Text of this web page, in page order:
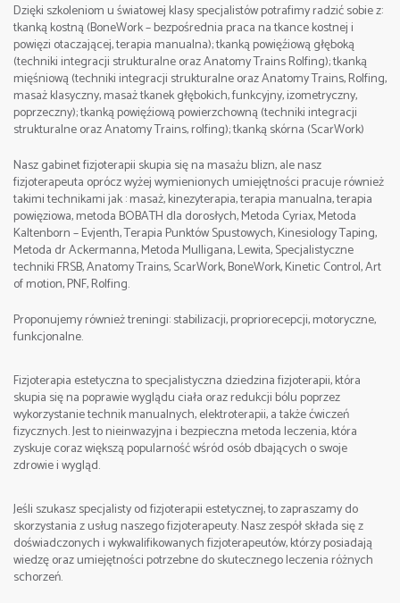
Szczegółowe informacje/Contact:
tel. +48 512 263 099 Sebastian
e-mail:
Miejsce:Częstochowa , Poland
Cena:1200 zł.(zaliczka rezerwacyjna 400 zł)
Szczegółowe informacje/Contact:
tel. +48 512 263 099 Sebastian
Data: 8-10. 09. 2023
I dzień 9:00-17:00, II dzień 9:00-17:00, III dzień 8:00-
16:00,
Miejsce:Częstochowa , Poland
Cena:
1900 zł.(zaliczka rezerwacyjna 500 zł)
tel. +48 512 263 099 Sebastian
e-mail:
Data: 22-24. 09. 2023
Godziny zajęć:
Dzięki szkoleniom u światowej klasy specjalistów potrafimy radzić sobie z:
tkanką kostną (BoneWork – bezpośrednia praca na tkance kostnej i
powięzi otaczającej, terapia manualna); tkanką powięźiową głęboką
(techniki integracji strukturalne oraz Anatomy Trains Rolfing); tkanką
mięśniową (techniki integracji strukturalne oraz Anatomy Trains, Rolfing,
masaż klasyczny, masaż tkanek głębokich, funkcyjny, izometryczny,
poprzeczny); tkanką powięźiową powierzchowną (techniki integracji
strukturalne oraz Anatomy Trains, rolfing); tkanką skórna (ScarWork)
Nasz gabinet fizjoterapii skupia się na masażu blizn, ale nasz
fizjoterapeuta oprócz wyżej wymienionych umiejętności pracuje również
takimi technikami jak : masaż, kinezyterapia, terapia manualna, terapia
powięziowa, metoda BOBATH dla dorosłych, Metoda Cyriax, Metoda
Kaltenborn – Evjenth, Terapia Punktów Spustowych, Kinesiology Taping,
Metoda dr Ackermanna, Metoda Mulligana, Lewita, Specjalistyczne
techniki FRSB, Anatomy Trains, ScarWork, BoneWork, Kinetic Control, Art
of motion, PNF, Rolfing.
Proponujemy również treningi: stabilizacji, propriorecepcji, motoryczne,
funkcjonalne.
Fizjoterapia estetyczna to specjalistyczna dziedzina fizjoterapii, która
skupia się na poprawie wyglądu ciała oraz redukcji bólu poprzez
wykorzystanie technik manualnych, elektroterapii, a także ćwiczeń
fizycznych. Jest to nieinwazyjna i bezpieczna metoda leczenia, która
zyskuje coraz większą popularność wśród osób dbających o swoje
zdrowie i wygląd.
Jeśli szukasz specjalisty od fizjoterapii estetycznej, to zapraszamy do
skorzystania z usług naszego fizjoterapeuty. Nasz zespół składa się z
doświadczonych i wykwalifikowanych fizjoterapeutów, którzy posiadają
wiedzę oraz umiejętności potrzebne do skutecznego leczenia różnych
schorzeń.